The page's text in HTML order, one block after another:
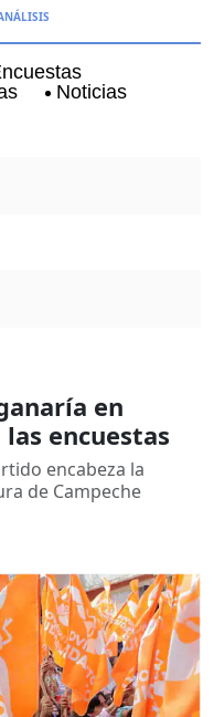
Noticias
en
las encuestas
encabeza la
de Campeche